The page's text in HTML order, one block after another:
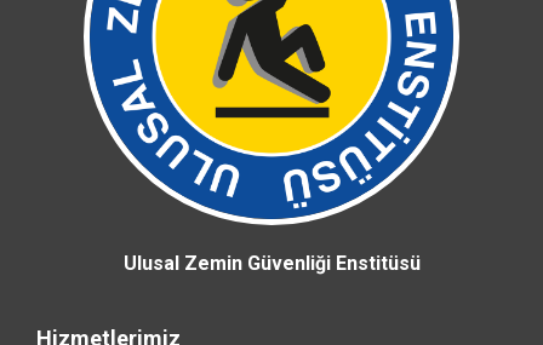
Ulusal Zemin Güvenliği Enstitüsü
Hizmetlerimiz